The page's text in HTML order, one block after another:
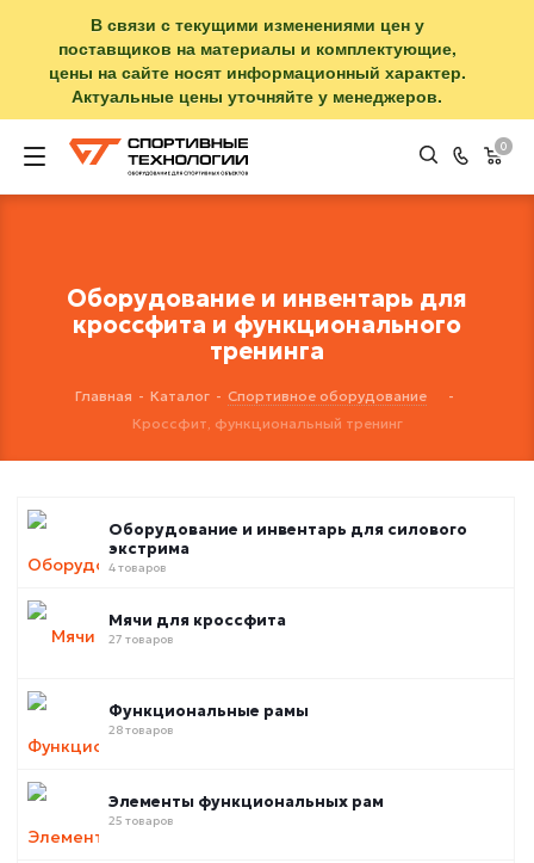
В связи с текущими изменениями цен у
поставщиков на материалы и комплектующие,
цены на сайте носят информационный характер.
Актуальные цены уточняйте у менеджеров.
0
Оборудование и инвентарь для
кроссфита и функционального
тренинга
Главная - Каталог - Спортивное оборудование
-
Кроссфит, функциональный тренинг
Оборудование и инвентарь для силового
экстрима
4 товаров
Мячи для кроссфита
27 товаров
Функциональные рамы
28 товаров
Элементы функциональных рам
25 товаров